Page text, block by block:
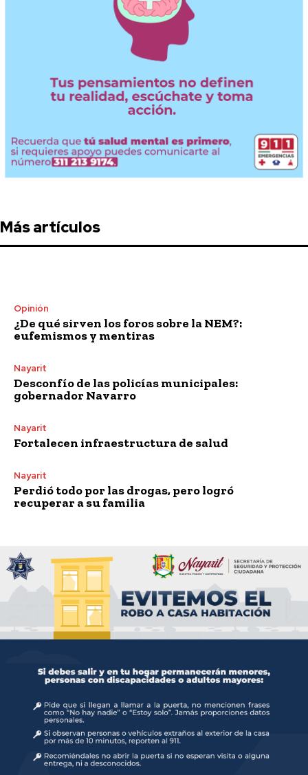
Más artículos
Opinión
¿De qué sirven los foros sobre la NEM?:
eufemismos y mentiras
Nayarit
Desconfío de las policías municipales:
gobernador Navarro
Nayarit
Fortalecen infraestructura de salud
Nayarit
Perdió todo por las drogas, pero logró
recuperar a su familia